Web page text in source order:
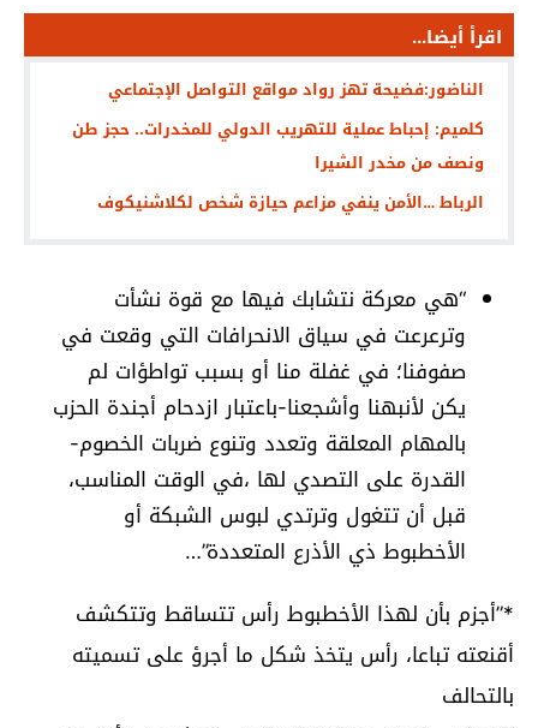
اقرأ أيضا...
الناضور:فضيحة تهز رواد مواقع التواصل الإجتماعي
كلميم: إحباط عملية للتهريب الدولي للمخدرات.. حجز طن
ونصف من مخدر الشيرا
الرباط …الأمن ينفي مزاعم حيازة شخص لكلاشنيكوف
“هي معركة نتشابك فيها مع قوة نشأت
وترعرعت في سياق الانحرافات التي وقعت في
صفوفنا؛ في غفلة منا أو بسبب تواطؤات لم
يكن لأنبهنا وأشجعنا-باعتبار ازدحام أجندة الحزب
بالمهام المعلقة وتعدد وتنوع ضربات الخصوم-
القدرة على التصدي لها ،في الوقت المناسب،
قبل أن تتغول وترتدي لبوس الشبكة أو
الأخطبوط ذي الأذرع المتعددة”…
*”أجزم بأن لهذا الأخطبوط رأس تتساقط وتتكشف
أقنعته تباعا، رأس يتخذ شكل ما أجرؤ على تسميته
بالتحالف